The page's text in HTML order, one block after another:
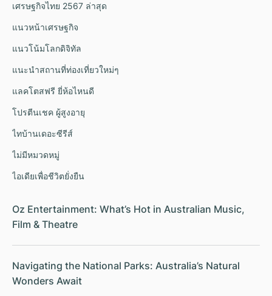
เศรษฐกิจไทย 2567 ล่าสุด
แนวหน้าเศรษฐกิจ
แนวโน้มโลกดิจิทัล
แนะนำสถานที่ท่องเที่ยวใหม่ๆ
แลคโตสฟรี ยี่ห้อไหนดี
โปรตีนเชค ผู้สูงอายุ
ไทบ้านเดอะซีรีส์
ไม่มีหมวดหมู่
ไอเดียเพื่อชีวิตยั่งยืน
Oz Entertainment: What’s Hot in Australian Music,
Film & Theatre
Navigating the National Parks: Australia’s Natural
Wonders Await